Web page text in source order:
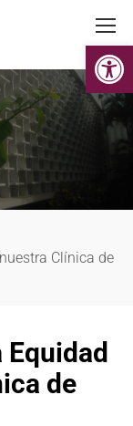
Clínica de
de